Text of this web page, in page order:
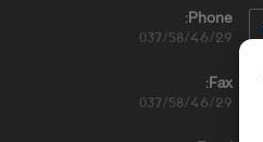
Phone:
037/58/46/29
Fax:
037/58/46/29